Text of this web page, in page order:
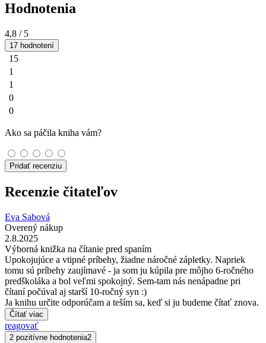
Hodnotenia
4,8 / 5
17 hodnotení
15
1
1
0
0
Ako sa páčila kniha vám?
Pridať recenziu
Recenzie čitateľov
Eva Sabová
Overený nákup
2.8.2025
Výborná knižka na čítanie pred spaním
Upokojujúce a vtipné príbehy, žiadne náročné zápletky. Napriek
tomu sú príbehy zaujímavé - ja som ju kúpila pre môjho 6-ročného
predškoláka a bol veľmi spokojný. Sem-tam nás nenápadne pri
čítaní počúval aj starší 10-ročný syn :)
Ja knihu určite odporúčam a teším sa, keď si ju budeme čítať znova.
Čítať viac
reagovať
2 pozitívne hodnotenia2